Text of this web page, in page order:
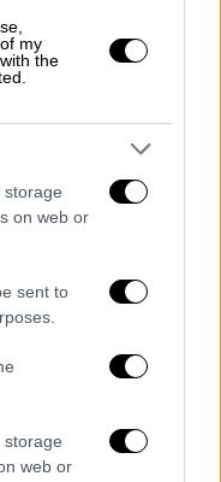
my
the
storage
on web or
sent to
storage
web or
στις
«Κανονισμού
και
μέσα δημόσιας
και μέσα
Συν τοις
λύθηκε
των
πλέον τα
κάρτα
τον κυβισμό του
με τα